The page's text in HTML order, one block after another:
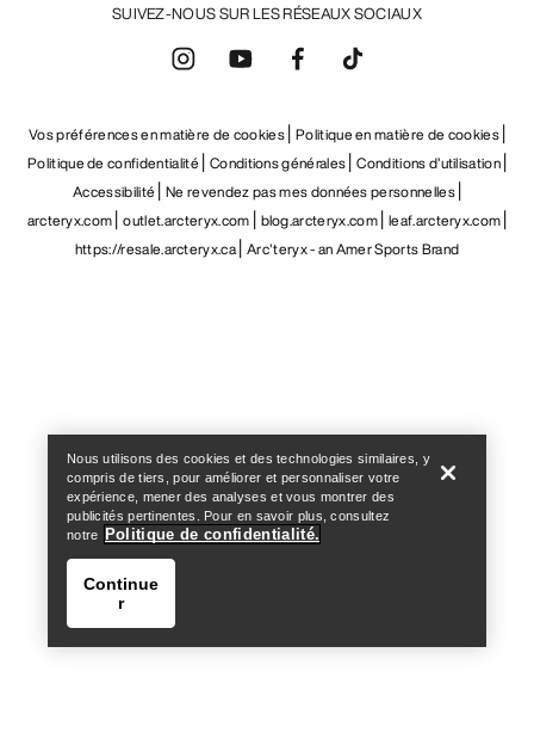
SUIVEZ-NOUS SUR LES RÉSEAUX SOCIAUX
Vos préférences en matière de cookies Politique en matière de cookies
Politique de confidentialité Conditions générales Conditions d’utilisation
Accessibilité Ne revendez pas mes données personnelles
arcteryx.com outlet.arcteryx.com blog.arcteryx.com leaf.arcteryx.com
https://resale.arcteryx.ca Arc'teryx - an Amer Sports Brand
Nous utilisons des cookies et des technologies similaires, y
compris de tiers, pour améliorer et personnaliser votre
expérience, mener des analyses et vous montrer des
publicités pertinentes. Pour en savoir plus, consultez
notre
Politique de confidentialité.
Continue
r